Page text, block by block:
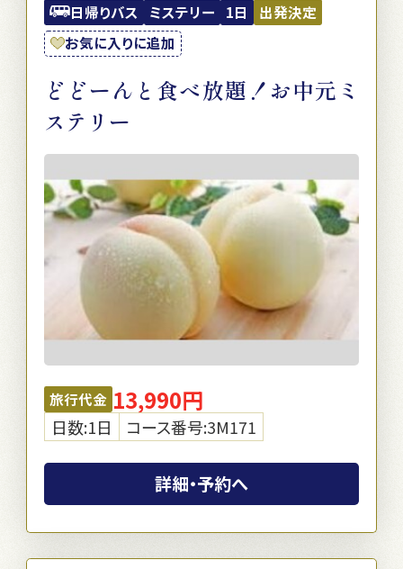
日帰りバス ミステリー 1日
出発決定
お気に入りに追加
どどーんと食べ放題！お中元ミ
ステリー
旅行代金 13,990円
日数:1日 コース番号:3M171
詳細・予約へ